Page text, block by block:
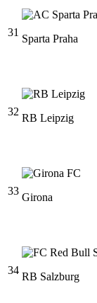
31
Sparta Praha
32
RB Leipzig
33
Girona
34
RB Salzburg